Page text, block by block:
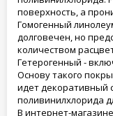
поверхность, а
Гомогенный
долговечен, но
количеством
Гетерогенный -
Основу такого
идет декоративный
поливинилхлорида
В интернет-